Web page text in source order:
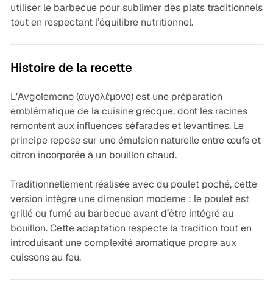
utiliser le barbecue pour sublimer des plats traditionnels
tout en respectant l’équilibre nutritionnel.
Histoire de la recette
L’Avgolemono (αυγολέμονο) est une préparation
emblématique de la cuisine grecque, dont les racines
remontent aux influences séfarades et levantines. Le
principe repose sur une émulsion naturelle entre œufs et
citron incorporée à un bouillon chaud.
Traditionnellement réalisée avec du poulet poché, cette
version intègre une dimension moderne : le poulet est
grillé ou fumé au barbecue avant d’être intégré au
bouillon. Cette adaptation respecte la tradition tout en
introduisant une complexité aromatique propre aux
cuissons au feu.